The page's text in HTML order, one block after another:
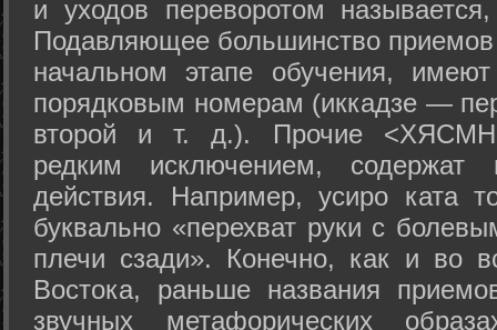
и уходов переворотом
Подавляющее большинство
начальном этапе обучения,
порядковым номерам (иккадзе —
второй и т. д.). Прочие
редким исключением, содержат
действия. Например, усиро ката
буквально «перехват руки с
плечи сзади». Конечно, как и во
Востока, раньше названия
звучных метафорических